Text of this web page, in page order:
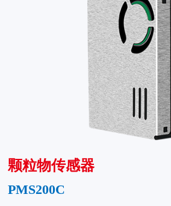
颗粒物传感器
PMS200C